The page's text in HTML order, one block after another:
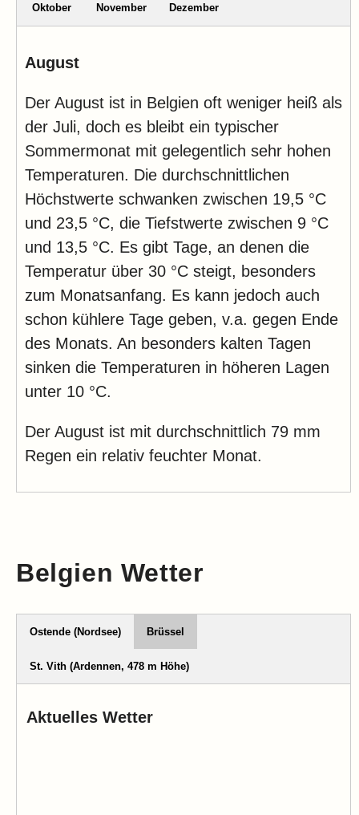
Oktober November Dezember
August
Der August ist in Belgien oft weniger heiß als
der Juli, doch es bleibt ein typischer
Sommermonat mit gelegentlich sehr hohen
Temperaturen. Die durchschnittlichen
Höchstwerte schwanken zwischen 19,5 °C
und 23,5 °C, die Tiefstwerte zwischen 9 °C
und 13,5 °C. Es gibt Tage, an denen die
Temperatur über 30 °C steigt, besonders
zum Monatsanfang. Es kann jedoch auch
schon kühlere Tage geben, v.a. gegen Ende
des Monats. An besonders kalten Tagen
sinken die Temperaturen in höheren Lagen
unter 10 °C.
Der August ist mit durchschnittlich 79 mm
Regen ein relativ feuchter Monat.
Belgien Wetter
Ostende (Nordsee) Brüssel
St. Vith (Ardennen, 478 m Höhe)
Aktuelles Wetter